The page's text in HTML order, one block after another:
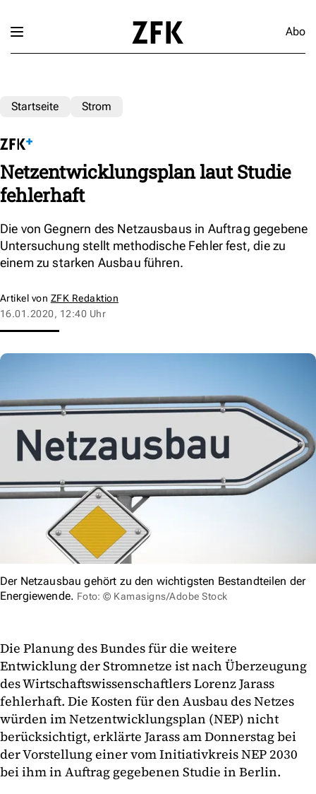
Abo
Startseite Strom
Netzentwicklungsplan laut Studie
fehlerhaft
Die von Gegnern des Netzausbaus in Auftrag gegebene
Untersuchung stellt methodische Fehler fest, die zu
einem zu starken Ausbau führen.
Artikel von ZFK Redaktion
16.01.2020, 12:40 Uhr
Der Netzausbau gehört zu den wichtigsten Bestandteilen der
Energiewende. Foto: © Kamasigns/Adobe Stock
Die Planung des Bundes für die weitere
Entwicklung der Stromnetze ist nach Überzeugung
des Wirtschaftswissenschaftlers Lorenz Jarass
fehlerhaft. Die Kosten für den Ausbau des Netzes
würden im Netzentwicklungsplan (NEP) nicht
berücksichtigt, erklärte Jarass am Donnerstag bei
der Vorstellung einer vom Initiativkreis NEP 2030
bei ihm in Auftrag gegebenen Studie in Berlin.